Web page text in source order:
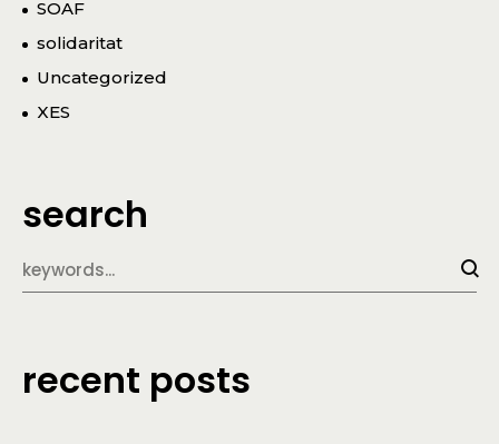
SOAF
solidaritat
Uncategorized
XES
search
recent posts